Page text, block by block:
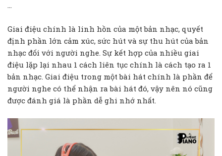
Giai điệu chính là linh hồn của một bản nhạc, quyết
định phần lớn cảm xúc, sức hút và sự thu hút của bản
nhạc đối với người nghe. Sự kết hợp của nhiều giai
điệu lặp lại nhau 1 cách liên tục chính là cách tạo ra 1
bản nhạc. Giai điệu trong một bài hát chính là phần để
người nghe có thể nhận ra bài hát đó, vậy nên nó cũng
được đánh giá là phần dễ ghi nhớ nhất.